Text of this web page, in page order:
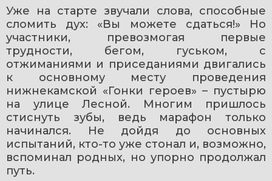
Уже на старте звучали слова, способные
сломить дух: «Вы можете сдаться!» Но
участники, превозмогая первые
трудности, бегом, гуськом, с
отжиманиями и приседаниями двигались
к основному месту проведения
нижнекамской «Гонки героев» – пустырю
на улице Лесной. Многим пришлось
стиснуть зубы, ведь марафон только
начинался. Не дойдя до основных
испытаний, кто-то уже стонал и, возможно,
вспоминал родных, но упорно продолжал
путь.